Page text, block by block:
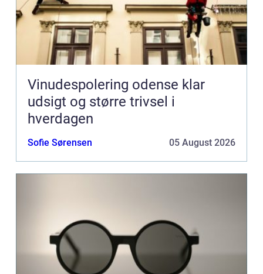
Vinudespolering odense klar
udsigt og større trivsel i
hverdagen
Sofie Sørensen 05 August 2026